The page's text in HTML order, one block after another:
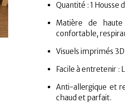
Quantité : 1
Matière de
confortable,
Visuels imprimés 3D
Facile à entretenir :
Anti-allergique et
chaud et parfait.